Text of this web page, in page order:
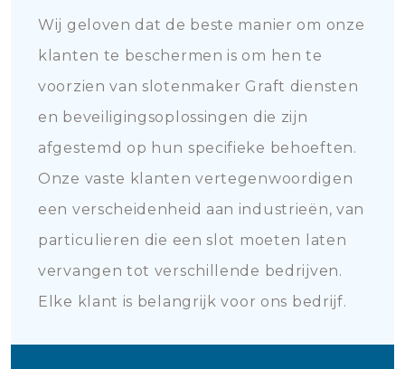
Wij geloven dat de beste manier om onze
klanten te beschermen is om hen te
voorzien van slotenmaker Graft diensten
en beveiligingsoplossingen die zijn
afgestemd op hun specifieke behoeften.
Onze vaste klanten vertegenwoordigen
een verscheidenheid aan industrieën, van
particulieren die een slot moeten laten
vervangen tot verschillende bedrijven.
Elke klant is belangrijk voor ons bedrijf.